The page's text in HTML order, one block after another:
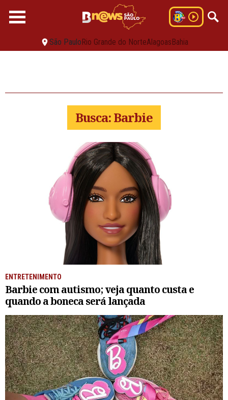
São PauloRio Grande do NorteAlagoasBahia
Busca: Barbie
ENTRETENIMENTO
Barbie com autismo; veja quanto custa e
quando a boneca será lançada